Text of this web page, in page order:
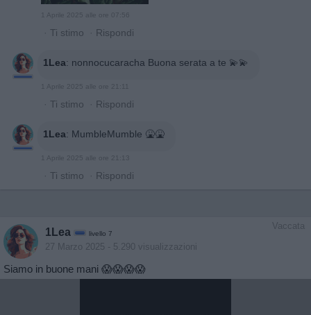
1 Aprile 2025 alle ore 07:56
· Ti stimo · Rispondi
1Lea: nonnocucaracha Buona serata a te 💫💫
1 Aprile 2025 alle ore 21:11
· Ti stimo · Rispondi
1Lea: MumbleMumble 🤮🤮
1 Aprile 2025 alle ore 21:13
· Ti stimo · Rispondi
Vaccata
1Lea livello 7
27 Marzo 2025 - 5.290 visualizzazioni
Siamo in buone mani 😱😱😱😱